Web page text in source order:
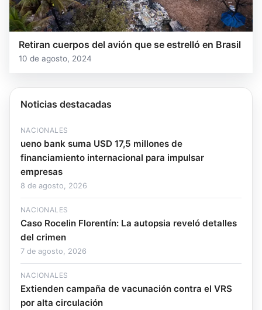
Retiran cuerpos del avión que se estrelló en Brasil
10 de agosto, 2024
Noticias destacadas
NACIONALES
ueno bank suma USD 17,5 millones de
financiamiento internacional para impulsar
empresas
8 de agosto, 2026
NACIONALES
Caso Rocelin Florentín: La autopsia reveló detalles
del crimen
7 de agosto, 2026
NACIONALES
Extienden campaña de vacunación contra el VRS
por alta circulación